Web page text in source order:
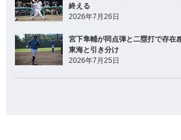
終える
2026年7月26日
宮下隼輔が同点弾と二塁打で存
東海と引き分け
2026年7月25日